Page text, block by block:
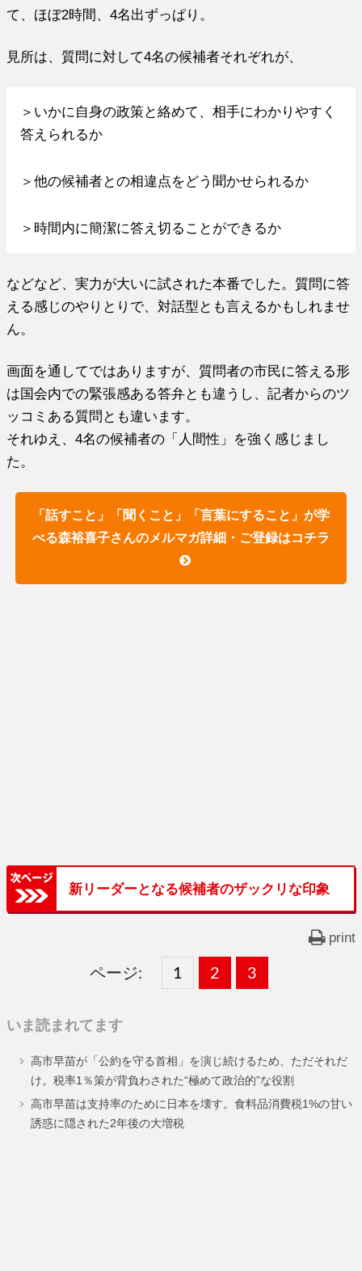
て、ほぼ2時間、4名出ずっぱり。
見所は、質問に対して4名の候補者それぞれが、
＞いかに自身の政策と絡めて、相手にわかりやすく
答えられるか
＞他の候補者との相違点をどう聞かせられるか
＞時間内に簡潔に答え切ることができるか
などなど、実力が大いに試された本番でした。質問に答
える感じのやりとりで、対話型とも言えるかもしれませ
ん。
画面を通してではありますが、質問者の市民に答える形
は国会内での緊張感ある答弁とも違うし、記者からのツ
ッコミある質問とも違います。
それゆえ、4名の候補者の「人間性」を強く感じまし
た。
「話すこと」「聞くこと」「言葉にすること」が学
べる森裕喜子さんのメルマガ詳細・ご登録はコチラ
新リーダーとなる候補者のザックリな印象
print
ページ:
固
ー
ジ
1 ,
固
ー
ジ
2 ,
固
ー
ジ
3
いま読まれてます
高市早苗が「公約を守る首相」を演じ続けるため、ただそれだ
け。税率1％策が背負わされた“極めて政治的”な役割
高市早苗は支持率のために日本を壊す。食料品消費税1%の甘い
誘惑に隠された2年後の大増税